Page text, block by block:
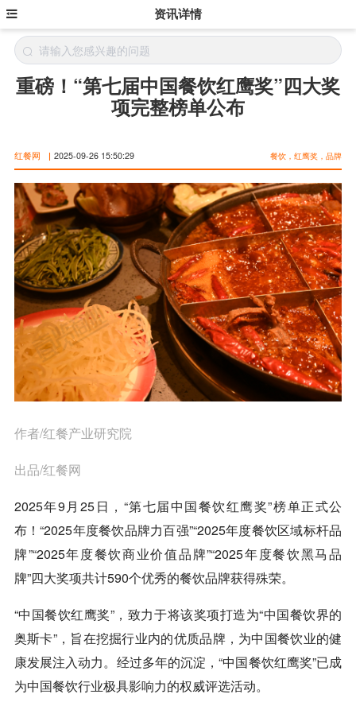
资讯详情
重磅！“第七届中国餐饮红鹰奖”四大奖
项完整榜单公布
红餐网 | 2025-09-26 15:50:29 餐饮，红鹰奖，品牌
作者/红餐产业研究院
出品/红餐网
2025年9月25日，“第七届中国餐饮红鹰奖”榜单正式公
布！“2025年度餐饮品牌力百强”“2025年度餐饮区域标杆品
牌”“2025年度餐饮商业价值品牌”“2025年度餐饮黑马品
牌”四大奖项共计590个优秀的餐饮品牌获得殊荣。
“中国餐饮红鹰奖”，致力于将该奖项打造为“中国餐饮界的
奥斯卡”，旨在挖掘行业内的优质品牌，为中国餐饮业的健
康发展注入动力。经过多年的沉淀，“中国餐饮红鹰奖”已成
为中国餐饮行业极具影响力的权威评选活动。